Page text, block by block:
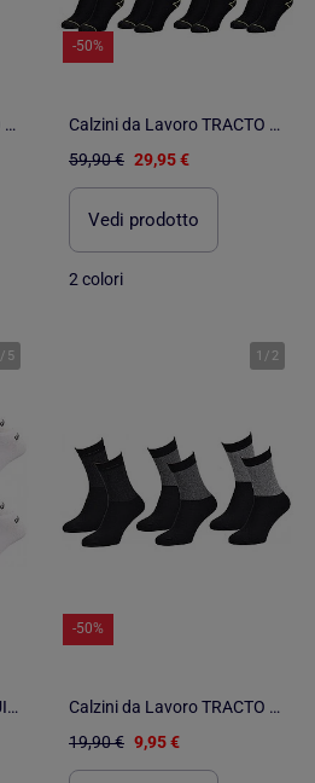
Calzini da Lavoro TRACTO Qualità Pro - Confezione da 8
-50%
Calzini da Lavoro TRACTO Qualità Pro - Confezione da 12
59,90 € 29,95 €
Vedi prodotto
2 colori
/ 5
Confezione da 6 calzini QUIKSILVER SNEAKER
1 / 2
-50%
Calzini da Lavoro TRACTO Qualità Pro - Confezione da 3
19,90 € 9,95 €